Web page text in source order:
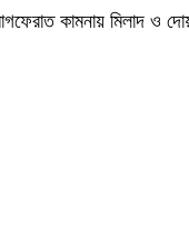
কামনায় মিলাদ ও